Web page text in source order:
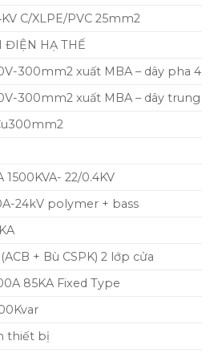
C/XLPE/PVC 25mm2
ĐIỆN HẠ THẾ
300mm2 xuất MBA – dây pha 4
300mm2 xuất MBA – dây trung
1500KVA- 22/0.4KV
24kV polymer + bass
+ Bù CSPK) 2 lớp cửa
85KA Fixed Type
thiết bị